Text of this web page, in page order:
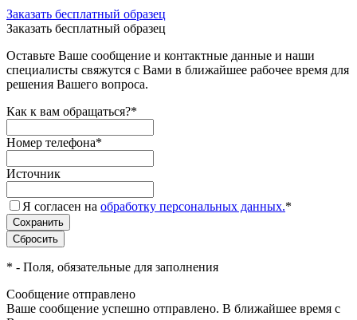
Заказать бесплатный образец
Заказать бесплатный образец
Оставьте Ваше сообщение и контактные данные и наши
специалисты свяжутся с Вами в ближайшее рабочее время для
решения Вашего вопроса.
Как к вам обращаться?*
Номер телефона*
Источник
Я согласен на обработку персональных данных.*
* - Поля, обязательные для заполнения
Сообщение отправлено
Ваше сообщение успешно отправлено. В ближайшее время с